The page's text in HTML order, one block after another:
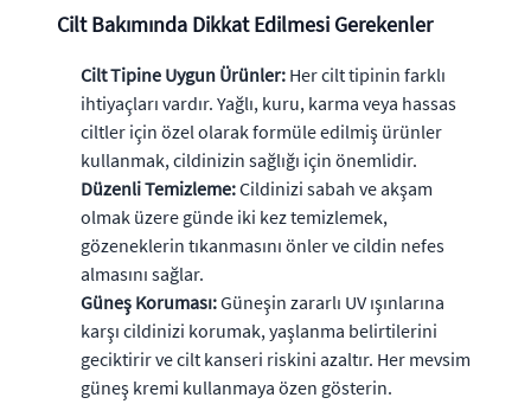
Cilt Bakımında Dikkat Edilmesi Gerekenler
Cilt Tipine Uygun Ürünler: Her cilt tipinin farklı
ihtiyaçları vardır. Yağlı, kuru, karma veya hassas
ciltler için özel olarak formüle edilmiş ürünler
kullanmak, cildinizin sağlığı için önemlidir.
Düzenli Temizleme:Cildinizi sabah ve akşam
olmak üzere günde iki kez temizlemek,
gözeneklerin tıkanmasını önler ve cildin nefes
almasını sağlar.
Güneş Koruması:Güneşin zararlı UV ışınlarına
karşı cildinizi korumak, yaşlanma belirtilerini
geciktirir ve cilt kanseri riskini azaltır. Her mevsim
güneş kremi kullanmaya özen gösterin.